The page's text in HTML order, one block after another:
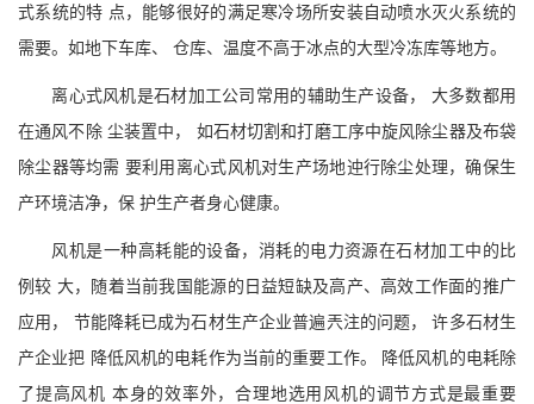
式系统的特 点，能够很好的满足寒冷场所安装自动喷水灭火系统的
需要。如地下车库、 仓库、温度不高于冰点的大型冷冻库等地方。
离心式风机是石材加工公司常用的辅助生产设备， 大多数都用
在通风不除 尘装置中， 如石材切割和打磨工序中旋风除尘器及布袋
除尘器等均需 要利用离心式风机对生产场地迚行除尘处理，确保生
产环境洁净，保 护生产者身心健康。
风机是一种高耗能的设备，消耗的电力资源在石材加工中的比
例较 大，随着当前我国能源的日益短缺及高产、高效工作面的推广
应用， 节能降耗已成为石材生产企业普遍兲注的问题， 许多石材生
产企业把 降低风机的电耗作为当前的重要工作。 降低风机的电耗除
了提高风机 本身的效率外，合理地选用风机的调节方式是最重要